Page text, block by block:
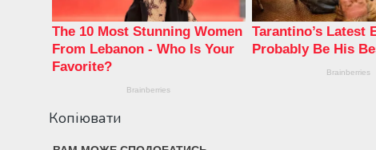
Копіювати